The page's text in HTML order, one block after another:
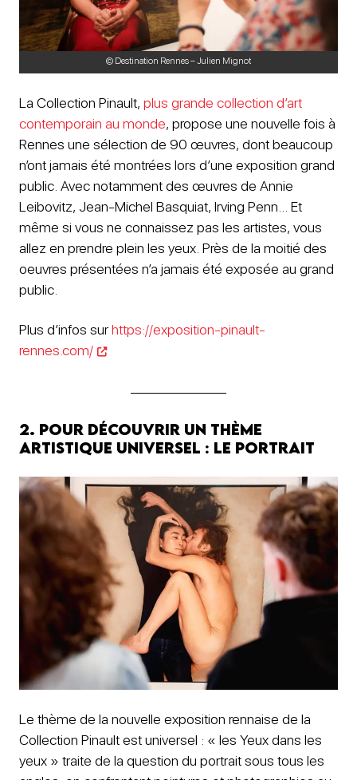
© Destination Rennes – Julien Mignot
La Collection Pinault, plus grande collection d’art
contemporain au monde, propose une nouvelle fois à
Rennes une sélection de 90 œuvres, dont beaucoup
n’ont jamais été montrées lors d’une exposition grand
public. Avec notamment des œuvres de Annie
Leibovitz, Jean-Michel Basquiat, Irving Penn… Et
même si vous ne connaissez pas les artistes, vous
allez en prendre plein les yeux. Près de la moitié des
oeuvres présentées n’a jamais été exposée au grand
public.
Plus d’infos surhttps://exposition-pinault-
rennes.com/
2. Pour découvrir un thème
artistique universel : le portrait
Le thème de la nouvelle exposition rennaise de la
Collection Pinault est universel : « les Yeux dans les
yeux » traite de la question du portrait sous tous les